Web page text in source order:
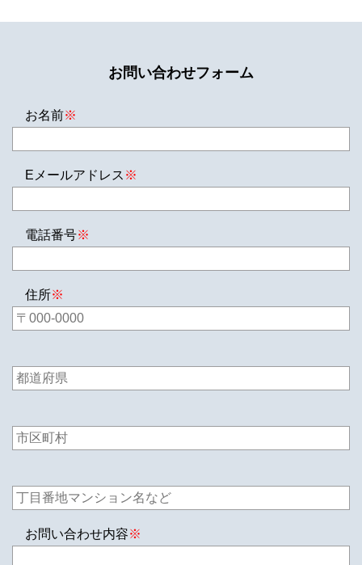
お問い合わせフォーム
お名前※
Eメールアドレス ※
電話番号※
住所※
お問い合わせ内容※